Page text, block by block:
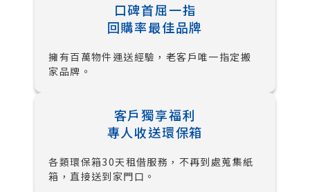
口碑首屈一指
回購率最佳品牌
擁有百萬物件運送經驗，老客戶唯一指定搬
家品牌。
客戶獨享福利
專人收送環保箱
各類環保箱30天租借服務，不再到處蒐集紙
箱，直接送到家門口。